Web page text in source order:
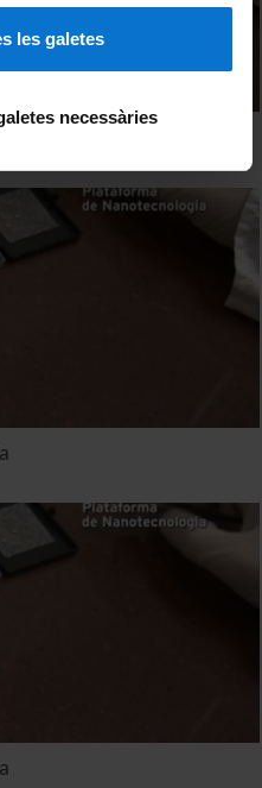
les galetes
necessàries